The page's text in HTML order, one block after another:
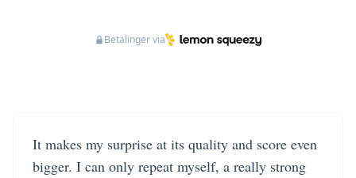
Betalinger via
It makes my surprise at its quality and score even
bigger. I can only repeat myself, a really strong